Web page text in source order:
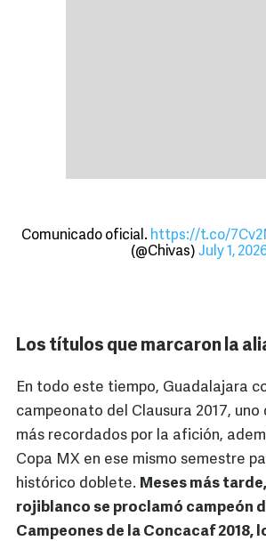
Comunicado oficial. https://t.co/
(@Chivas) July 1,
Los títulos que marcaron la
En todo este tiempo, Guadalajara
campeonato del Clausura 2017,
más recordados por la afición,
Copa MX en ese mismo semestre
histórico doblete. Meses más
rojiblanco se proclamó campeón
Campeones de la Concacaf 2018,